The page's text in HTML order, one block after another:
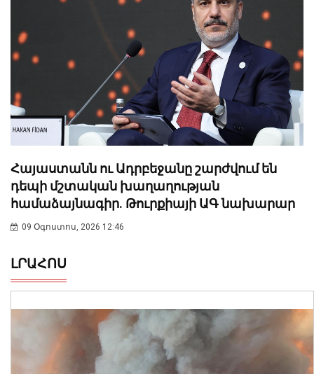
Հայաստանն ու Ադրբեջանը շարժվում են
դեպի մշտական խաղաղության
համաձայնագիր. Թուրքիայի ԱԳ նախարար
09 Օգոստոս, 2026 12:46
ԼՐԱՀՈՍ